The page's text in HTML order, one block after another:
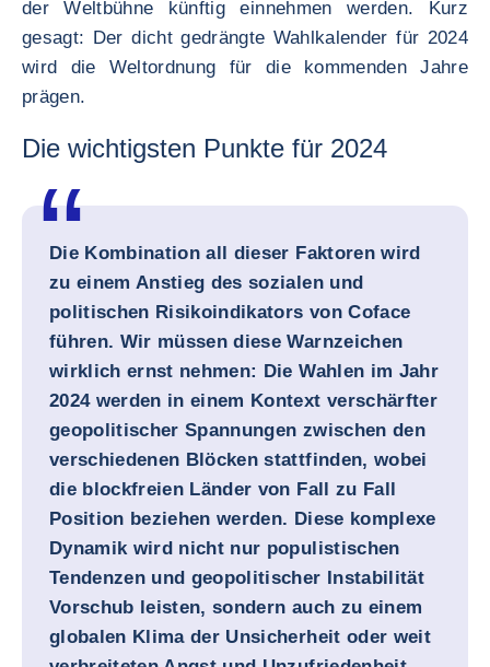
der Weltbühne künftig einnehmen werden. Kurz
gesagt: Der dicht gedrängte Wahlkalender für 2024
wird die Weltordnung für die kommenden Jahre
prägen.
Die wichtigsten Punkte für 2024
Die Kombination all dieser Faktoren wird
zu einem Anstieg des sozialen und
politischen Risikoindikators von Coface
führen. Wir müssen diese Warnzeichen
wirklich ernst nehmen: Die Wahlen im Jahr
2024 werden in einem Kontext verschärfter
geopolitischer Spannungen zwischen den
verschiedenen Blöcken stattfinden, wobei
die blockfreien Länder von Fall zu Fall
Position beziehen werden. Diese komplexe
Dynamik wird nicht nur populistischen
Tendenzen und geopolitischer Instabilität
Vorschub leisten, sondern auch zu einem
globalen Klima der Unsicherheit oder weit